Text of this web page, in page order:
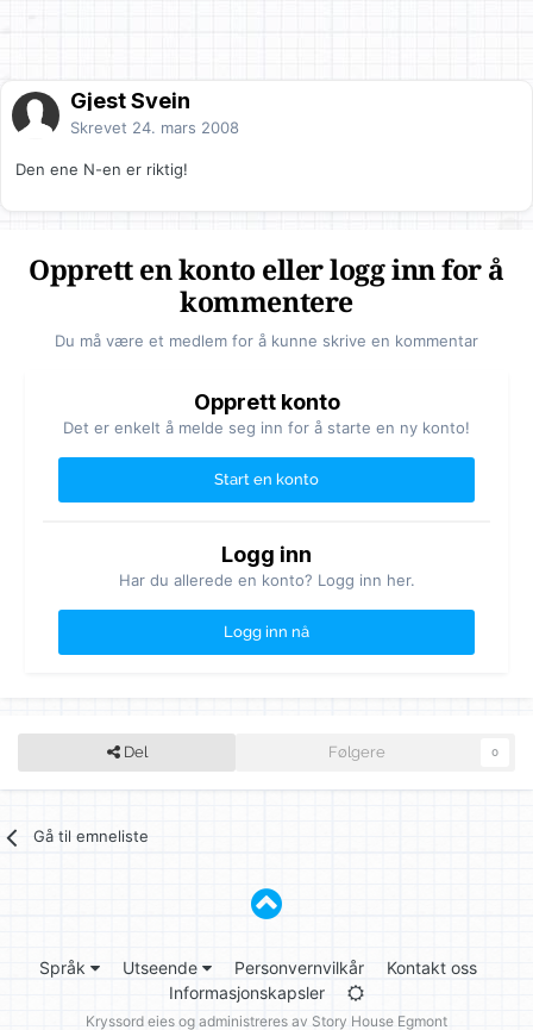
Gjest Svein
Skrevet 24. mars 2008
Den ene N-en er riktig!
Opprett en konto eller logg inn for å
kommentere
Du må være et medlem for å kunne skrive en kommentar
Opprett konto
Det er enkelt å melde seg inn for å starte en ny konto!
Start en konto
Logg inn
Har du allerede en konto? Logg inn her.
Logg inn nå
Del Følgere 0
Gå til emneliste
Språk Utseende Personvernvilkår
Kontakt oss
Informasjonskapsler
Kryssord eies og administreres av Story House Egmont